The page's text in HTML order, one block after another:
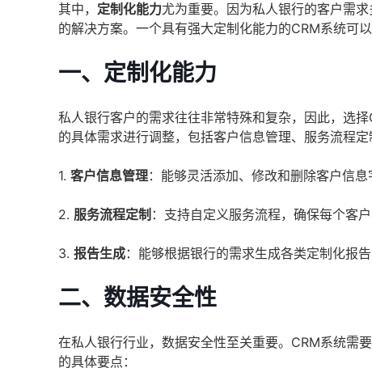
其中， 定制化能力尤为重要。因为私人银行的客户需
的解决方案。一个具有强大定制化能力的CRM系统可
一、定制化能力
私人银行客户的需求往往非常特殊和复杂，因此，选
的具体需求进行调整，包括客户信息管理、服务流程
1. 客户信息管理：能够灵活添加、修改和删除客户信息
2. 服务流程定制 ：支持自定义服务流程，确保每个客
3. 报告生成：能够根据银行的需求生成各类定制化报
二、数据安全性
在私人银行行业，数据安全性至关重要。CRM系统需
的具体要点：